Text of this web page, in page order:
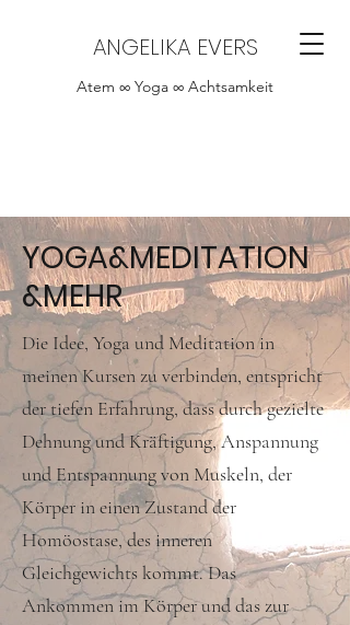
ANGELIKA EVERS
Atem ∞ Yoga ∞ Achtsamkeit
YOGA&MEDITATION
&MEHR
Die Idee, Yoga und Meditation in
meinen Kursen zu verbinden, entspricht
der tiefen Erfahrung, dass durch gezielte
Dehnung und Kräftigung, Anspannung
und Entspannung von Muskeln, der
Körper in einen Zustand der
Homöostase, des inneren
Gleichgewichts kommt. Das
Ankommen im Körper und das zur